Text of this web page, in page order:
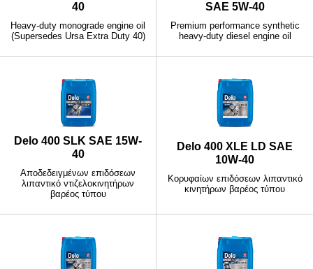
40
Heavy-duty monograde engine oil
(Supersedes Ursa Extra Duty 40)
SAE 5W-40
Premium performance synthetic
heavy-duty diesel engine oil
Delo 400 SLK SAE 15W-
40
Αποδεδειγμένων επιδόσεων
λιπαντικό ντιζελοκινητήρων
βαρέος τύπου
Delo 400 XLE LD SAE
10W-40
Κορυφαίων επιδόσεων λιπαντικό
κινητήρων βαρέος τύπου